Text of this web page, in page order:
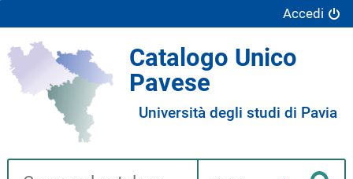
Accedi
Catalogo Unico
Pavese
Università degli studi di Pavia
Cerca su "Catalogo"